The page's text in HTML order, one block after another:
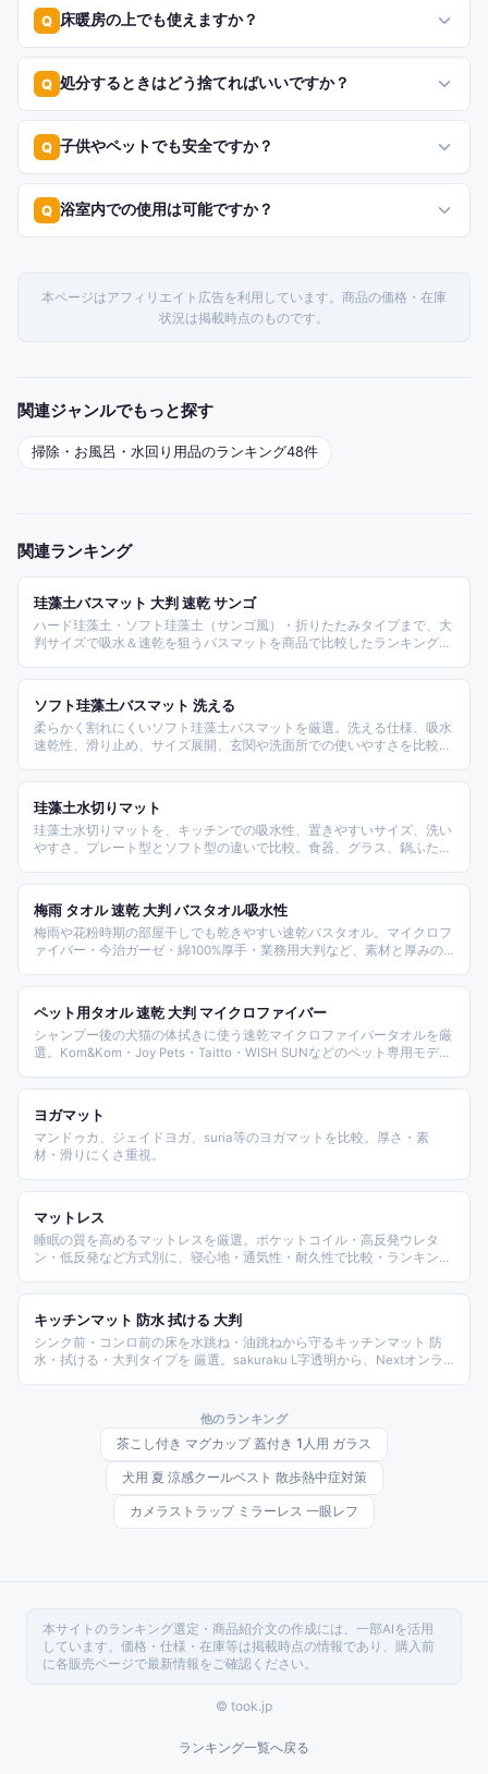
Q 床暖房の上でも使えますか？
Q 処分するときはどう捨てればいいですか？
Q 子供やペットでも安全ですか？
Q 浴室内での使用は可能ですか？
本ページはアフィリエイト広告を利用しています。商品の価格・在庫
状況は掲載時点のものです。
関連ジャンルでもっと探す
掃除・お風呂・水回り用品のランキング48件
関連ランキング
珪藻土バスマット 大判 速乾 サンゴ
ハード珪藻土・ソフト珪藻土（サンゴ風）・折りたたみタイプまで、大
判サイズで吸水＆速乾を狙うバスマットを商品で比較したランキング。
など主要モデルを横並びで紹介します。
ソフト珪藻土バスマット 洗える
柔らかく割れにくいソフト珪藻土バスマットを厳選。洗える仕様、吸水
速乾性、滑り止め、サイズ展開、玄関や洗面所での使いやすさを比較し
珪藻土水切りマット
珪藻土水切りマットを、キッチンでの吸水性、置きやすいサイズ、洗い
やすさ、プレート型とソフト型の違いで比較。食器、グラス、鍋ふた、
梅雨 タオル 速乾 大判 バスタオル吸水性
梅雨や花粉時期の部屋干しでも乾きやすい速乾バスタオル。マイクロフ
ァイバー・今治ガーゼ・綿100%厚手・業務用大判など、素材と厚みの
く整理しました。
ペット用タオル 速乾 大判 マイクロファイバー
シャンプー後の犬猫の体拭きに使う速乾マイクロファイバータオルを厳
選。Kom&Kom・Joy Pets・Taitto・WISH SUNなどのペット専用モデル
に選び方を整理した。
ヨガマット
マンドゥカ、ジェイドヨガ、suria等のヨガマットを比較。厚さ・素
材・滑りにくさ重視。
マットレス
睡眠の質を高めるマットレスを厳選。ポケットコイル・高反発ウレタ
ン・低反発など方式別に、寝心地・通気性・耐久性で比較・ランキン
キッチンマット 防水 拭ける 大判
シンク前・コンロ前の床を水跳ね・油跳ねから守るキッチンマット 防
水・拭ける・大判タイプを 厳選。sakuraku L字透明から、Nextオンラ
他のランキング
茶こし付き マグカップ 蓋付き 1人用 ガラス
犬用 夏 涼感クールベスト 散歩熱中症対策
カメラストラップ ミラーレス 一眼レフ
本サイトのランキング選定・商品紹介文の作成には、一部AIを活用
しています。価格・仕様・在庫等は掲載時点の情報であり、購入前
に各販売ページで最新情報をご確認ください。
© took.jp
ランキング一覧へ戻る